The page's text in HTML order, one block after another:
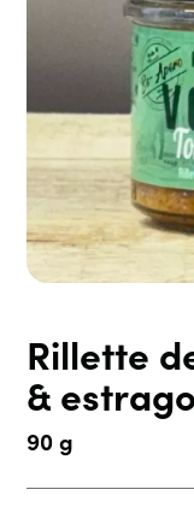
Rillette
&
90 g